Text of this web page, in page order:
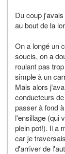
Du coup
au bout de la
On a longé un
soucis, on a
roulant pas
simple à un
Mais alors
conducteurs
passer à fond
l'ensillage (qui
plein pot!). Il a
car je
d'arriver de